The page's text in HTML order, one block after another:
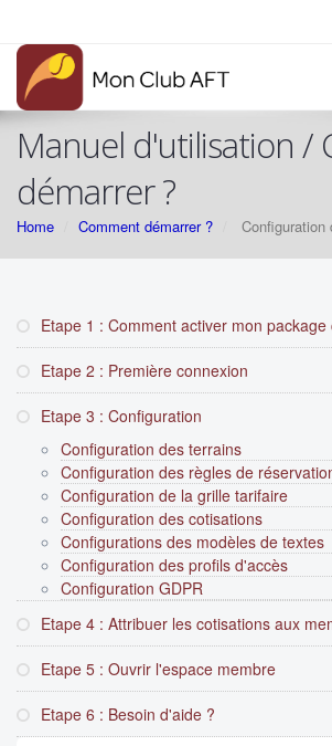
Manuel d'utilisation /
démarrer ?
Home Comment démarrer ? Configuration
Etape 1 : Comment activer mon package
Etape 2 : Première connexion
Etape 3 : Configuration
Configuration des terrains
Configuration des règles de
Configuration de la grille tarifaire
Configuration des cotisations
Configurations des modèles de textes
Configuration des profils d'accès
Configuration GDPR
Etape 4 : Attribuer les cotisations aux
Etape 5 : Ouvrir l'espace membre
Etape 6 : Besoin d'aide ?